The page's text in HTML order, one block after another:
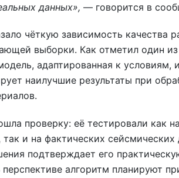
данных», — говорится в
чёткую зависимость качества
выборки. Как отметил один
адаптированная к
наилучшие результаты при
проверку: её тестировали как
и на фактических
подтверждает его
перспективе алгоритм планируют